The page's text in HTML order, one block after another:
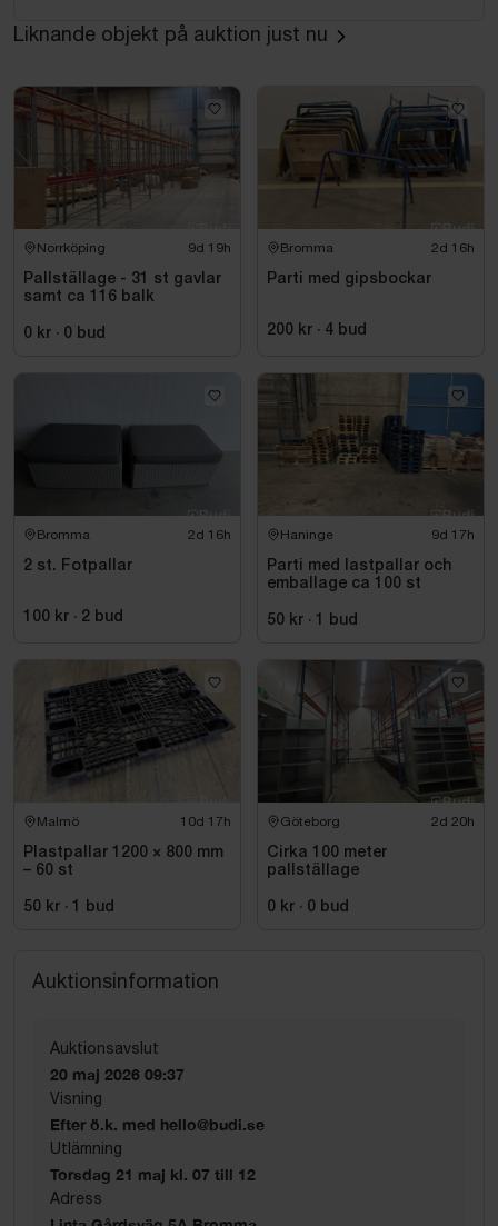
Liknande objekt på auktion just nu
Norrköping 9d 19h
Pallställage - 31 st gavlar
samt ca 116 balk
0 kr · 0 bud
Bromma 2d 16h
Parti med gipsbockar
200 kr · 4 bud
Bromma 2d 16h
2 st. Fotpallar
100 kr · 2 bud
Haninge 9d 17h
Parti med lastpallar och
emballage ca 100 st
50 kr · 1 bud
Malmö 10d 17h
Plastpallar 1200 × 800 mm
– 60 st
50 kr · 1 bud
Göteborg 2d 20h
Cirka 100 meter
pallställage
0 kr · 0 bud
Auktionsinformation
Auktionsavslut
20 maj 2026 09:37
Visning
Efter ö.k. med hello@budi.se
Utlämning
Torsdag 21 maj kl. 07 till 12
Adress